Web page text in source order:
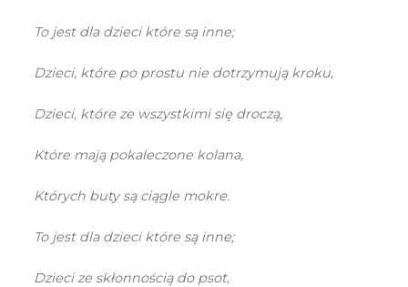
To jest dla dzieci które są inne;
Dzieci, które po prostu nie dotrzymują kroku,
Dzieci, które ze wszystkimi się droczą,
Które mają pokaleczone kolana,
Których buty są ciągle mokre.
To jest dla dzieci które są inne;
Dzieci ze skłonnością do psot,